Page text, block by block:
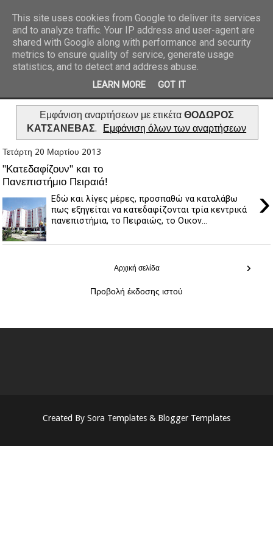
REPORTAZ NET
Εμφάνιση αναρτήσεων με ετικέτα ΘΟΔΩΡΟΣ
ΚΑΤΣΑΝΕΒΑΣ. Εμφάνιση όλων των αναρτήσεων
Τετάρτη 20 Μαρτίου 2013
"Κατεδαφίζουν" και το
Πανεπιστήμιο Πειραιά!
›
Εδώ και λίγες μέρες, προσπαθώ να καταλάβω
πως εξηγείται να κατεδαφίζονται τρία κεντρικά
πανεπιστήμια, το Πειραιώς, το Οικον...
›
Αρχική σελίδα
Προβολή έκδοσης ιστού
Created By Sora Templates & Blogger Templates
This site uses cookies from Google to deliver its services
and to analyze traffic. Your IP address and user-agent are
shared with Google along with performance and security
metrics to ensure quality of service, generate usage
statistics, and to detect and address abuse.
LEARN MORE GOT IT